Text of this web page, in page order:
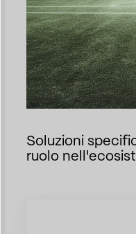
Soluzioni
ruolo